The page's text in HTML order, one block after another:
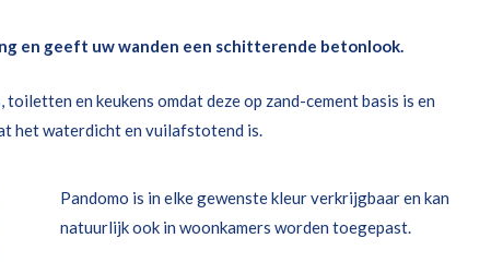
en geeft uw wanden een schitterende betonlook.
en keukens omdat deze op zand-cement basis is en
het waterdicht en vuilafstotend is.
Pandomo is in elke gewenste kleur verkrijgbaar en kan
natuurlijk ook in woonkamers worden toegepast.